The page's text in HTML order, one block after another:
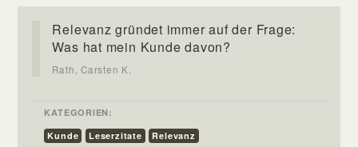
Relevanz gründet immer auf der Frage:
Was hat mein Kunde davon?
Rath, Carsten K.
KATEGORIEN:
Kunde
Leserzitate Relevanz